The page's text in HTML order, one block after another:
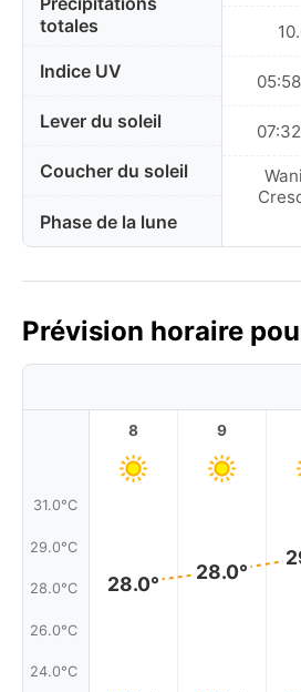
totales
Indice UV
Lever du soleil
Coucher du soleil
Phase de la lune
Prévision horaire
31.0°C
29.0°C
28.0°C
26.0°C
24.0°C
8
28.0°
9
28.0°